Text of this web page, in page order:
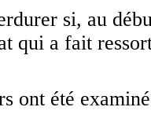
si, au
qui a fait
ont été